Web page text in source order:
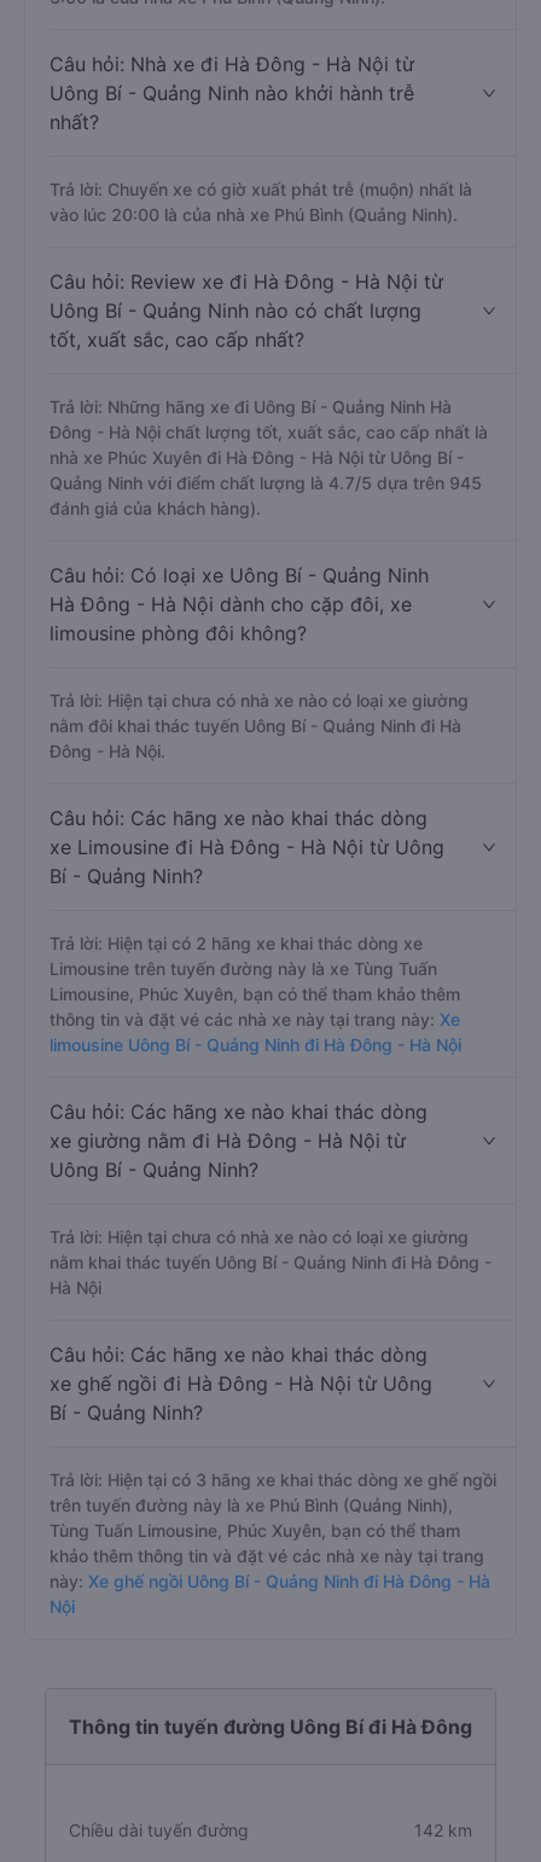
Câu hỏi: Nhà xe đi Hà Đông - Hà Nội từ
Uông Bí - Quảng Ninh nào khởi hành trễ
nhất?
Trả lời: Chuyến xe có giờ xuất phát trễ (muộn) nhất là
vào lúc 20:00 là của nhà xe Phú Bình (Quảng Ninh).
Câu hỏi: Review xe đi Hà Đông - Hà Nội từ
Uông Bí - Quảng Ninh nào có chất lượng
tốt, xuất sắc, cao cấp nhất?
Trả lời: Những hãng xe đi Uông Bí - Quảng Ninh Hà
Đông - Hà Nội chất lượng tốt, xuất sắc, cao cấp nhất là
nhà xe Phúc Xuyên đi Hà Đông - Hà Nội từ Uông Bí -
Quảng Ninh với điểm chất lượng là 4.7/5 dựa trên 945
đánh giá của khách hàng).
Câu hỏi: Có loại xe Uông Bí - Quảng Ninh
Hà Đông - Hà Nội dành cho cặp đôi, xe
limousine phòng đôi không?
Trả lời: Hiện tại chưa có nhà xe nào có loại xe giường
nằm đôi khai thác tuyến Uông Bí - Quảng Ninh đi Hà
Đông - Hà Nội.
Câu hỏi: Các hãng xe nào khai thác dòng
xe Limousine đi Hà Đông - Hà Nội từ Uông
Bí - Quảng Ninh?
Trả lời: Hiện tại có 2 hãng xe khai thác dòng xe
Limousine trên tuyến đường này là xe Tùng Tuấn
Limousine, Phúc Xuyên, bạn có thể tham khảo thêm
thông tin và đặt vé các nhà xe này tại trang này: Xe
limousine Uông Bí - Quảng Ninh đi Hà Đông - Hà Nội
Câu hỏi: Các hãng xe nào khai thác dòng
xe giường nằm đi Hà Đông - Hà Nội từ
Uông Bí - Quảng Ninh?
Trả lời: Hiện tại chưa có nhà xe nào có loại xe giường
nằm khai thác tuyến Uông Bí - Quảng Ninh đi Hà Đông -
Hà Nội
Câu hỏi: Các hãng xe nào khai thác dòng
xe ghế ngồi đi Hà Đông - Hà Nội từ Uông
Bí - Quảng Ninh?
Trả lời: Hiện tại có 3 hãng xe khai thác dòng xe ghế ngồi
trên tuyến đường này là xe Phú Bình (Quảng Ninh),
Tùng Tuấn Limousine, Phúc Xuyên, bạn có thể tham
khảo thêm thông tin và đặt vé các nhà xe này tại trang
này: Xe ghế ngồi Uông Bí - Quảng Ninh đi Hà Đông - Hà
Nội
Thông tin tuyến đường Uông Bí đi Hà Đông
Chiều dài tuyến đường 142 km